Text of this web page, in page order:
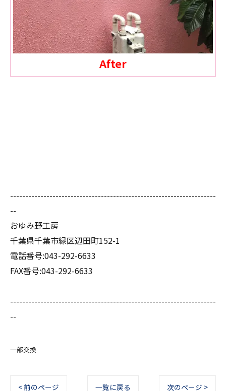
After
--------------------------------------------------------------------
--
おゆみ野工房
千葉県千葉市緑区辺田町152-1
電話番号:043-292-6633
FAX番号:043-292-6633
--------------------------------------------------------------------
--
一部交換
< 前のページ 一覧に戻る 次のページ >